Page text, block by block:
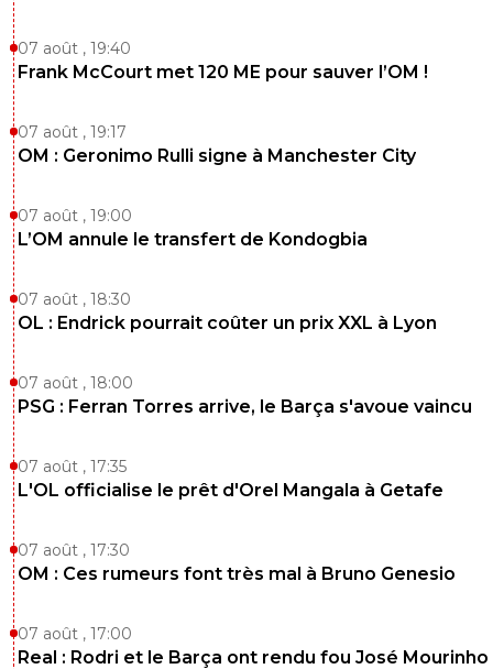
07 août , 19:40
Frank McCourt met 120 ME pour sauver l’OM !
07 août , 19:17
OM : Geronimo Rulli signe à Manchester City
07 août , 19:00
L’OM annule le transfert de Kondogbia
07 août , 18:30
OL : Endrick pourrait coûter un prix XXL à Lyon
07 août , 18:00
PSG : Ferran Torres arrive, le Barça s'avoue vaincu
07 août , 17:35
L'OL officialise le prêt d'Orel Mangala à Getafe
07 août , 17:30
OM : Ces rumeurs font très mal à Bruno Genesio
07 août , 17:00
Real : Rodri et le Barça ont rendu fou José Mourinho